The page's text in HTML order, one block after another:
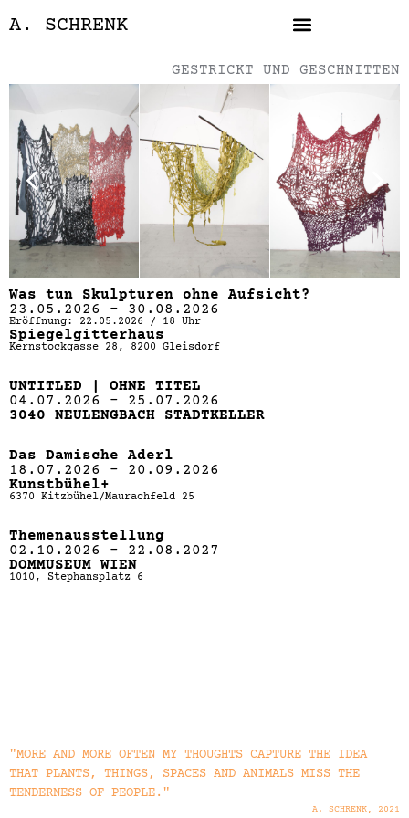
TOA. SCHRENK
GESTRICKT UND GESCHNITTEN
Was tun Skulpturen ohne Aufsicht?
23.05.2026 – 30.08.2026
Eröffnung: 22.05.2026 / 18 Uhr
Spiegelgitterhaus
Kernstockgasse 28, 8200 Gleisdorf
UNTITLED | OHNE TITEL
04.07.2026 – 25.07.2026
3040 NEULENGBACH STADTKELLER
Das Damische Aderl
18.07.2026 – 20.09.2026
Kunstbühel+
6370 Kitzbühel/Maurachfeld 25
Themenausstellung
02.10.2026 – 22.08.2027
DOMMUSEUM WIEN
1010, Stephansplatz 6
"MORE AND MORE OFTEN MY THOUGHTS CAPTURE THE IDEA
THAT PLANTS, THINGS, SPACES AND ANIMALS MISS THE
TENDERNESS OF PEOPLE."
A. SCHRENK, 2021